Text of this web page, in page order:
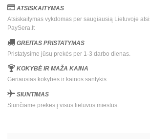
ATSISKAITYMAS
Atsiskaitymas vykdomas per saugiausią Lietuvoje
PaySera.lt
GREITAS PRISTATYMAS
Pristatysime jūsų prekės per 1-3 darbo dienas.
KOKYBĖ IR MAŽA KAINA
Geriausias kokybės ir kainos santykis.
SIUNTIMAS
Siunčiame prekes į visus lietuvos miestus.